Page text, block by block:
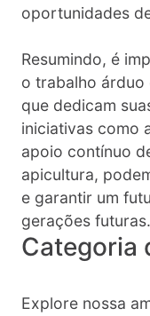
oportunidades
Resumindo, é
o trabalho
que dedicam
iniciativas como
apoio contínuo
apicultura,
e garantir um
gerações futuras.
Categoria
Explore nossa